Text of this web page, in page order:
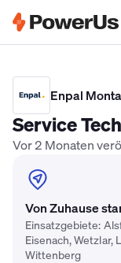
Enpal
Service
Vor 2 Monaten
Von Zuhause
Einsatzgebiete:
Eisenach, Wetzlar,
Wittenberg